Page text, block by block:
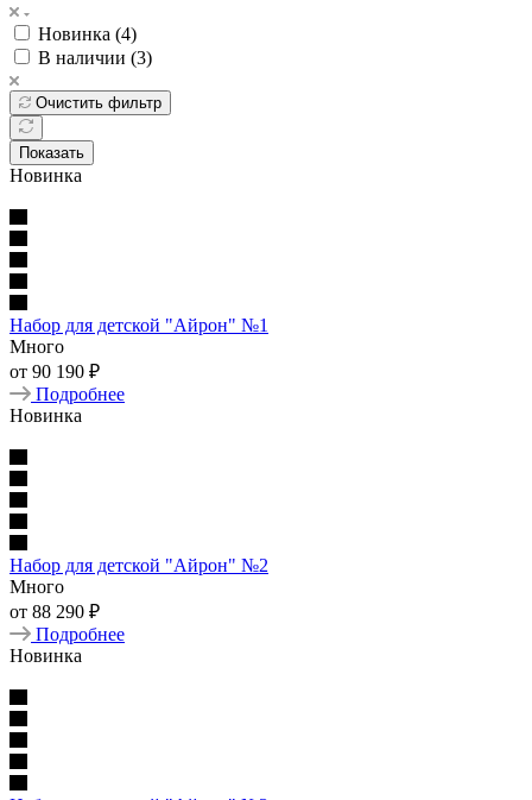
Новинка (4)
В наличии (3)
Очистить фильтр
Показать
Новинка
Набор для детской "Айрон" №1
Много
от 90 190 ₽
Подробнее
Новинка
Набор для детской "Айрон" №2
Много
от 88 290 ₽
Подробнее
Новинка